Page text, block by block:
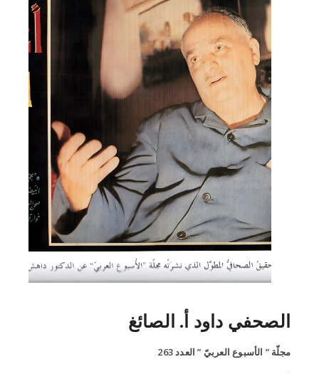
الصحفي داود أ. الصائغ
مجلّة ” الأسبوع العربيّ ” العدد 263